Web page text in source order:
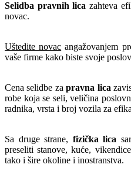
Selidba pravnih lica zahteva
novac.
Uštedite novac angažovanjem
vaše firme kako biste svoje
Cena selidbe zapravna lica
robe koja se seli, veličina
radnika, vrsta i broj vozila za
Sa druge strane, fizička lica
preseliti stanove, kuće,
tako i šire okoline i inostranstva.